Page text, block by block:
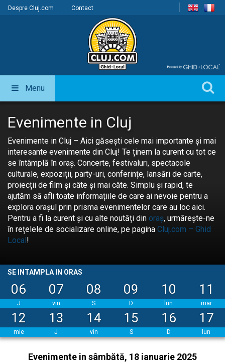
Despre Cluj.com Contact
Menu
Evenimente in Cluj
Evenimente in Cluj – Aici găsești cele mai importante și mai
interesante evenimente din Cluj! Te ținem la curent cu tot ce
se întâmplă în oraș. Concerte, festivaluri, spectacole
culturale, expoziții, party-uri, conferințe, lansări de carte,
proiecții de film și câte și mai câte. Simplu și rapid, te
ajutăm să afli toate informațiile de care ai nevoie pentru a
explora orașul prin prisma evenimentelor care au loc aici.
Pentru a fi la curent și cu alte noutăți din oraș, urmărește-ne
în rețelele de socializare online, pe pagina Cluj.com – Ghid
Local !
SE INTAMPLA IN ORAS
06
J
07
vin
08
S
09
D
10
lun
11
mar
12
mie
13
J
14
vin
15
S
16
D
17
lun
Evenimente in sâmbătă, 18 ianuarie 2025